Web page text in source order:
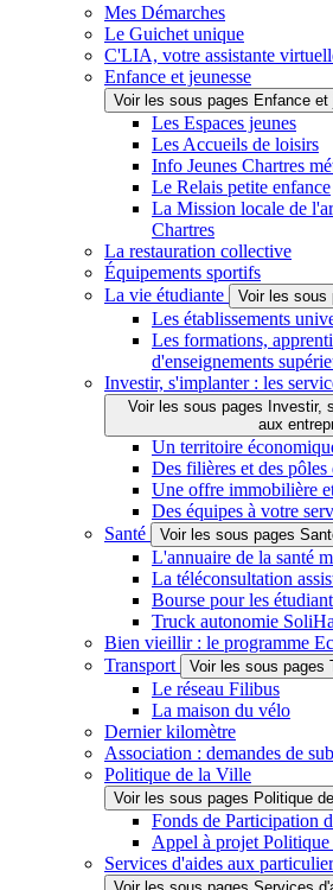
Mes Démarches
Le Guichet unique
C'LIA, votre assistante
Enfance et jeunesse
Voir les sous pages Enfance et
Les Espaces jeunes
Les Accueils de loisirs
Info Jeunes Chartres
Le Relais petite enfance
La Mission locale de
Chartres
La restauration collective
Équipements sportifs
La vie étudiante
Voir les sous
Les établissements
Les formations,
d'enseignements
Investir, s'implanter : les
Voir les sous pages Investir,
aux
Un territoire
Des filières et des pôles
Une offre immobilière
Des équipes à votre
Santé
Voir les sous pages
L'annuaire de la santé
La téléconsultation
Bourse pour les
Truck autonomie SoliHa
Bien vieillir : le programme
Transport
Voir les sous pages
Le réseau Filibus
La maison du vélo
Dernier kilomètre
Association : demandes de
Politique de la Ville
Voir les sous pages Politique
Fonds de Participation
Appel à projet
Services d'aides aux